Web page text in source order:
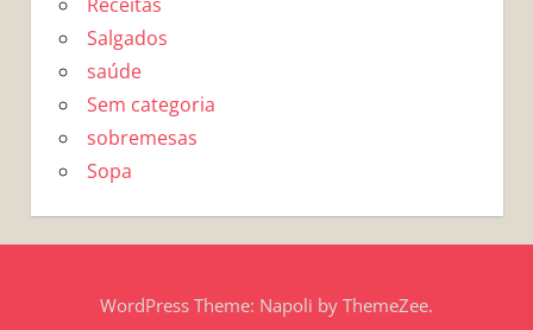
Salgados
saúde
Sem categoria
sobremesas
Sopa
WordPress Theme: Napoli by ThemeZee.